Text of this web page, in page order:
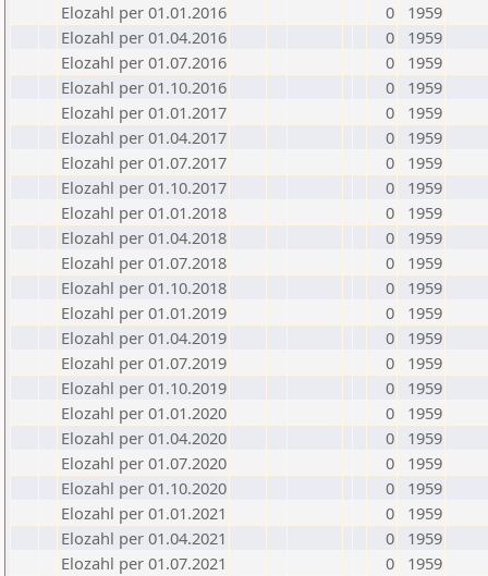
Elozahl per 01.01.2016
0
1959
Elozahl per 01.04.2016
0
1959
Elozahl per 01.07.2016
0
1959
Elozahl per 01.10.2016
0
1959
Elozahl per 01.01.2017
0
1959
Elozahl per 01.04.2017
0
1959
Elozahl per 01.07.2017
0
1959
Elozahl per 01.10.2017
0
1959
Elozahl per 01.01.2018
0
1959
Elozahl per 01.04.2018
0
1959
Elozahl per 01.07.2018
0
1959
Elozahl per 01.10.2018
0
1959
Elozahl per 01.01.2019
0
1959
Elozahl per 01.04.2019
0
1959
Elozahl per 01.07.2019
0
1959
Elozahl per 01.10.2019
0
1959
Elozahl per 01.01.2020
0
1959
Elozahl per 01.04.2020
0
1959
Elozahl per 01.07.2020
0
1959
Elozahl per 01.10.2020
0
1959
Elozahl per 01.01.2021
0
1959
Elozahl per 01.04.2021
0
1959
Elozahl per 01.07.2021
0
1959